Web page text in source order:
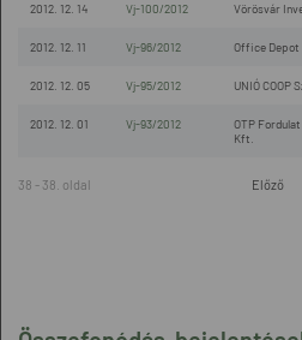
2012. 12. 14 Vj-100/2012 Vörösvár
2012. 12. 11 Vj-96/2012 Office Depot
2012. 12. 05 Vj-95/2012 UNIÓ COOP
2012. 12. 01 Vj-93/2012
OTP
Kft.
38 - 38. oldal Előző